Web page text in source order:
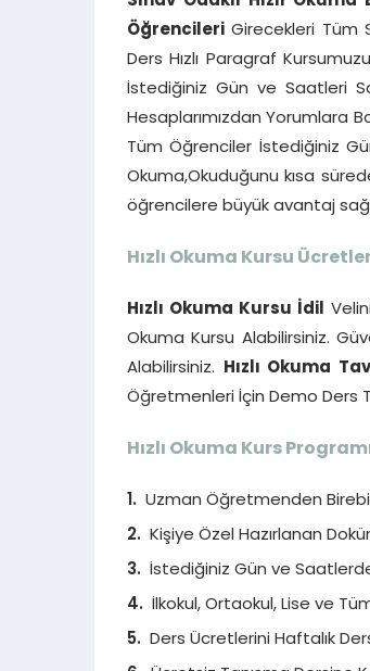
Öğrencileri Girecekleri Tüm
Ders Hızlı Paragraf
İstediğiniz Gün ve Saatleri
Hesaplarımızdan Yorumlara
Tüm Öğrenciler İstediğiniz
Okuma,Okuduğunu kısa
öğrencilere büyük avantaj
Hızlı Okuma Kursu
Hızlı Okuma Kursu İdil
Okuma Kursu Alabilirsiniz.
Alabilirsiniz. Hızlı Okuma
Öğretmenleri İçin Demo Ders
Hızlı Okuma Kurs
Uzman Öğretmenden
Kişiye Özel Hazırlanan
İstediğiniz Gün ve
İlkokul, Ortaokul, Lise ve
Ders Ücretlerini Haftalık